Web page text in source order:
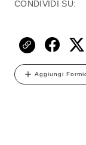
CONDIVIDI SU:
Aggiungi